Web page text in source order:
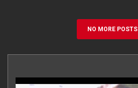
NO MORE POSTS